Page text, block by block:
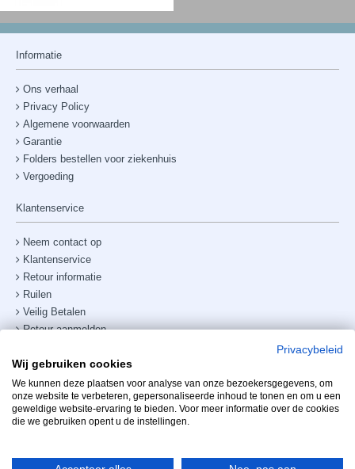
Informatie
Ons verhaal
Privacy Policy
Algemene voorwaarden
Garantie
Folders bestellen voor ziekenhuis
Vergoeding
Klantenservice
Neem contact op
Klantenservice
Retour informatie
Ruilen
Veilig Betalen
Retour aanmelden
Site map
Telefoonnummer:+31238882885
Mijn account
Privacybeleid
Wij gebruiken cookies
We kunnen deze plaatsen voor analyse van onze bezoekersgegevens, om
onze website te verbeteren, gepersonaliseerde inhoud te tonen en om u een
geweldige website-ervaring te bieden. Voor meer informatie over de cookies
die we gebruiken opent u de instellingen.